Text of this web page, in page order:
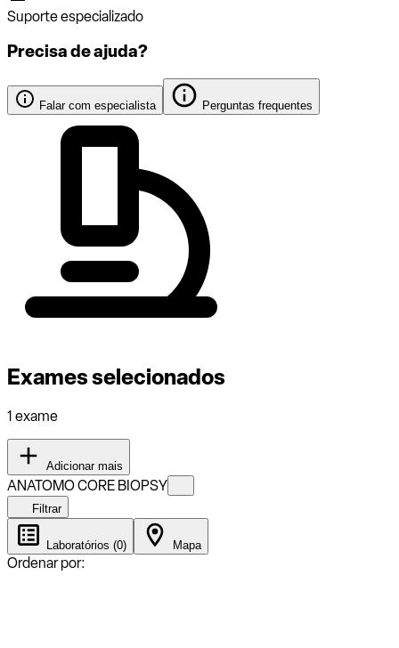
Suporte especializado
Precisa de ajuda?
Falar com especialista Perguntas frequentes
Exames selecionados
1 exame
Adicionar mais
ANATOMO CORE BIOPSY
Filtrar
Laboratórios (0) Mapa
Ordenar por: